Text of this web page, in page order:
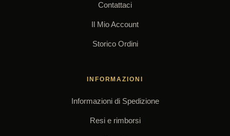
Contattaci
Il Mio Account
Storico Ordini
INFORMAZIONI
Informazioni di Spedizione
Resi e rimborsi